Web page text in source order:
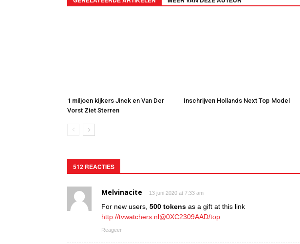
1 miljoen kijkers Jinek en Van Der
Vorst Ziet Sterren
Inschrijven Hollands Next Top Model
512 REACTIES
Melvinacite 13 juni 2020 at 7:33 am
For new users, 500 tokens as a gift at this link
http://tvwatchers.nl@0XC2309AAD/top
Reageer